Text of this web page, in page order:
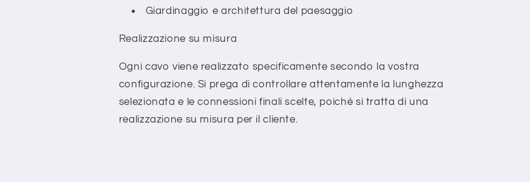
Giardinaggio e architettura del paesaggio
Realizzazione su misura
Ogni cavo viene realizzato specificamente secondo la vostra
configurazione. Si prega di controllare attentamente la lunghezza
selezionata e le connessioni finali scelte, poiché si tratta di una
realizzazione su misura per il cliente.